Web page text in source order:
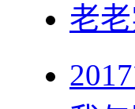
老